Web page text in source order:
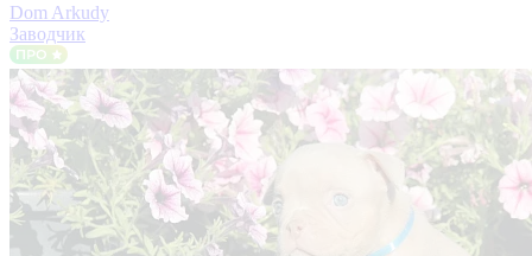
Dom Arkudy
Заводчик